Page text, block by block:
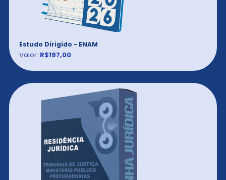
Estudo Dirigido - ENAM
Valor: R$197,00